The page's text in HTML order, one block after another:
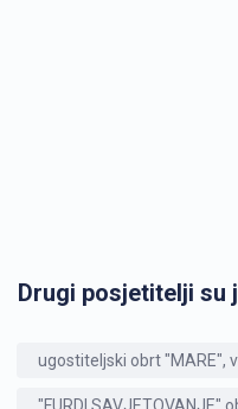
Drugi posjetitelji su
ugostiteljski obrt "MARE",